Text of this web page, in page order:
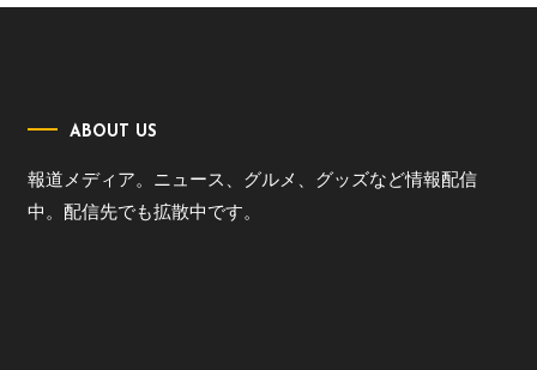
の
ー
ジ
ABOUT US
報道メディア。ニュース、グルメ、グッズなど情報配信
中。配信先でも拡散中です。